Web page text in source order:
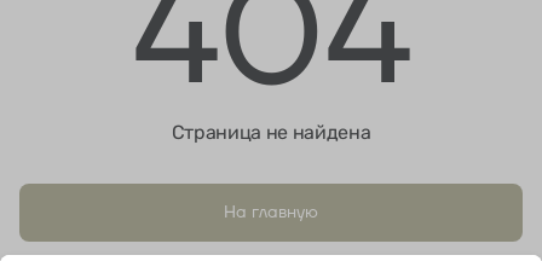
404
Страница не найдена
На главную